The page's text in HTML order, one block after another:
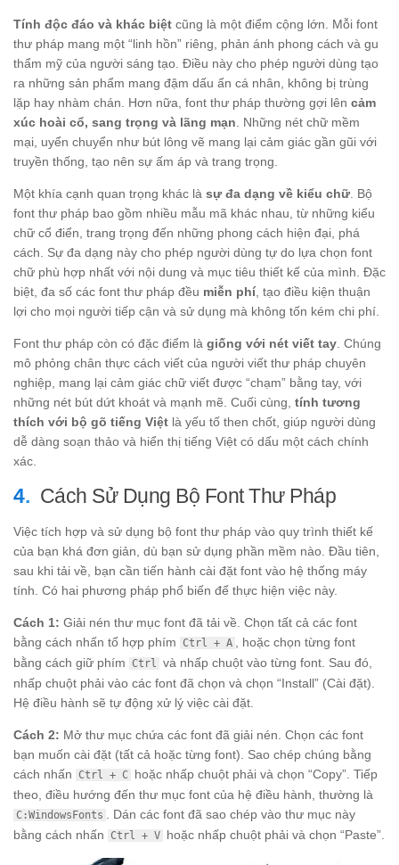
Tính độc đáo và khác biệt cũng là một điểm cộng lớn. Mỗi font
thư pháp mang một “linh hồn” riêng, phản ánh phong cách và gu
thẩm mỹ của người sáng tạo. Điều này cho phép người dùng tạo
ra những sản phẩm mang đậm dấu ấn cá nhân, không bị trùng
lặp hay nhàm chán. Hơn nữa, font thư pháp thường gợi lên cảm
xúc hoài cổ, sang trọng và lãng mạn . Những nét chữ mềm
mại, uyển chuyển như bút lông vẽ mang lại cảm giác gần gũi với
truyền thống, tạo nên sự ấm áp và trang trọng.
Một khía cạnh quan trọng khác là sự đa dạng về kiểu chữ . Bộ
font thư pháp bao gồm nhiều mẫu mã khác nhau, từ những kiểu
chữ cổ điển, trang trọng đến những phong cách hiện đại, phá
cách. Sự đa dạng này cho phép người dùng tự do lựa chọn font
chữ phù hợp nhất với nội dung và mục tiêu thiết kế của mình. Đặc
biệt, đa số các font thư pháp đều miễn phí , tạo điều kiện thuận
lợi cho mọi người tiếp cận và sử dụng mà không tốn kém chi phí.
Font thư pháp còn có đặc điểm là giống với nét viết tay . Chúng
mô phỏng chân thực cách viết của người viết thư pháp chuyên
nghiệp, mang lại cảm giác chữ viết được “chạm” bằng tay, với
những nét bút dứt khoát và mạnh mẽ. Cuối cùng, tính tương
thích với bộ gõ tiếng Việt là yếu tố then chốt, giúp người dùng
dễ dàng soạn thảo và hiển thị tiếng Việt có dấu một cách chính
xác.
Cách Sử Dụng Bộ Font Thư Pháp
Việc tích hợp và sử dụng bộ font thư pháp vào quy trình thiết kế
của bạn khá đơn giản, dù bạn sử dụng phần mềm nào. Đầu tiên,
sau khi tải về, bạn cần tiến hành cài đặt font vào hệ thống máy
tính. Có hai phương pháp phổ biến để thực hiện việc này.
Cách 1: Giải nén thư mục font đã tải về. Chọn tất cả các font
bằng cách nhấn tổ hợp phím
Ctrl + A
, hoặc chọn từng font
bằng cách giữ phím
Ctrl và nhấp chuột vào từng font. Sau đó,
nhấp chuột phải vào các font đã chọn và chọn “Install” (Cài đặt).
Hệ điều hành sẽ tự động xử lý việc cài đặt.
Cách 2: Mở thư mục chứa các font đã giải nén. Chọn các font
bạn muốn cài đặt (tất cả hoặc từng font). Sao chép chúng bằng
cách nhấn
Ctrl + C hoặc nhấp chuột phải và chọn “Copy”. Tiếp
theo, điều hướng đến thư mục font của hệ điều hành, thường là
C:WindowsFonts . Dán các font đã sao chép vào thư mục này
bằng cách nhấn
Ctrl + V hoặc nhấp chuột phải và chọn “Paste”.